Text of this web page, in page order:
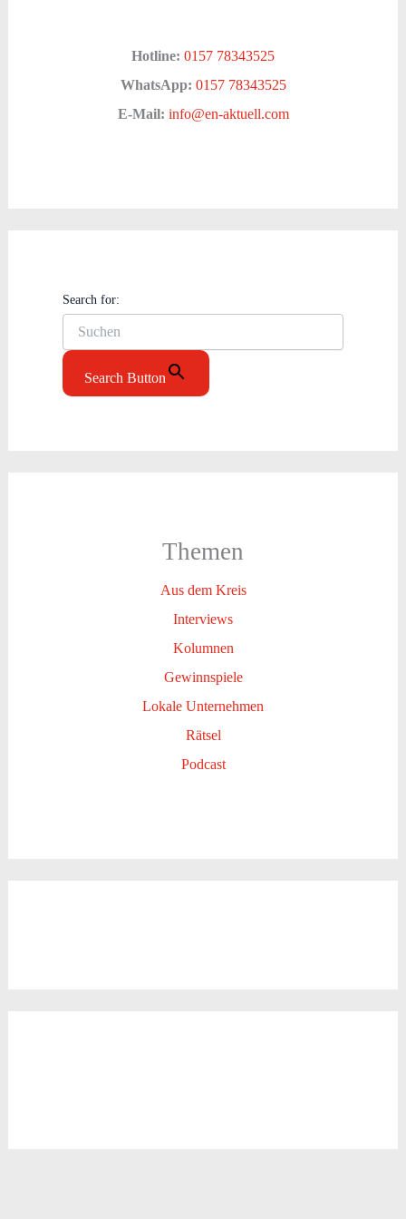
Hotline: 0157 78343525
WhatsApp: 0157 78343525
E-Mail: info@en-aktuell.com
Search for:
Search Button
Themen
Aus dem Kreis
Interviews
Kolumnen
Gewinnspiele
Lokale Unternehmen
Rätsel
Podcast